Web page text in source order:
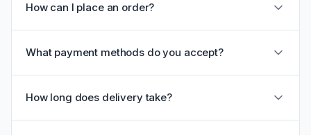
How can I place an order?
What payment methods do you accept?
How long does delivery take?